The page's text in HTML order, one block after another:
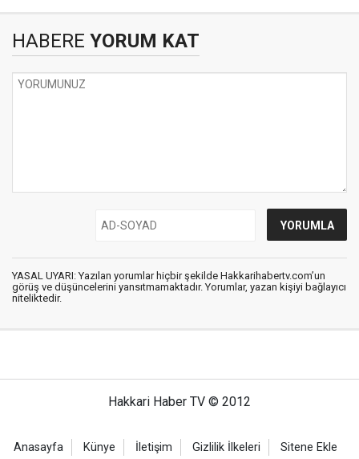
HABERE YORUM KAT
YASAL UYARI: Yazılan yorumlar hiçbir şekilde Hakkarihabertv.com’un
görüş ve düşüncelerini yansıtmamaktadır. Yorumlar, yazan kişiyi bağlayıcı
niteliktedir.
Hakkari Haber TV © 2012
Anasayfa Künye İletişim Gizlilik İlkeleri Sitene Ekle